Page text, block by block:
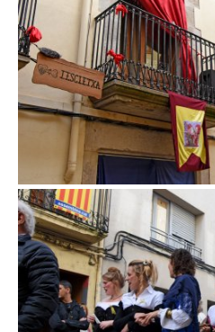
Fira d'en Rocaguinarda a Olost